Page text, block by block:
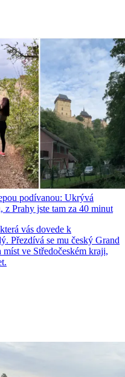
podívanou: Ukrývá
Prahy jste tam za 40 minut
vás dovede k
Přezdívá se mu český Grand
ve Středočeském kraji,